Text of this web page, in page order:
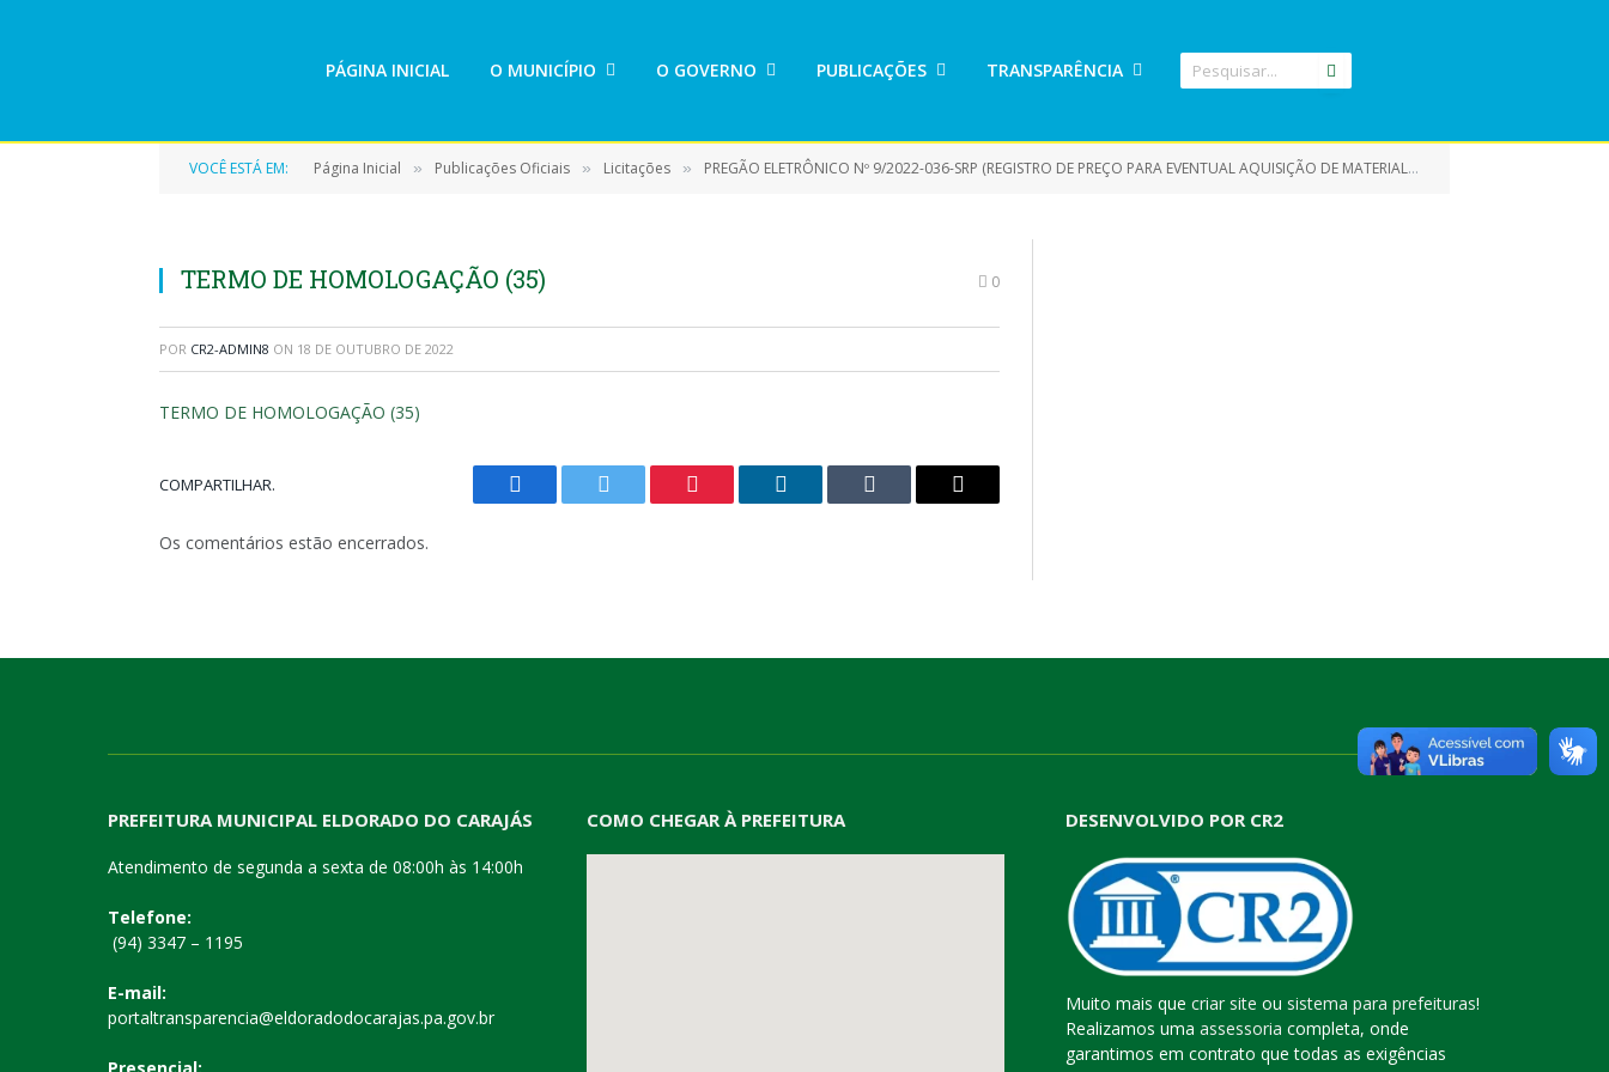
PÁGINA INICIAL O MUNICÍPIO O GOVERNO PUBLICAÇÕES TRANSPARÊNCIA
VOCÊ ESTÁ EM: Página Inicial » Publicações Oficiais » Licitações » PREGÃO ELETRÔNICO Nº 9/2022-036-SRP (REGISTRO DE PREÇO PARA EVENTUAL AQUISIÇÃO DE MATERIAL INSTRUMENTAL CIRÚRGICO)
TERMO DE HOMOLOGAÇÃO (35) 0
POR CR2-ADMIN8 ON 18 DE OUTUBRO DE 2022
TERMO DE HOMOLOGAÇÃO (35)
COMPARTILHAR.
Facebook Twitter Pinterest LinkedIn Tumblr
E-
Os comentários estão encerrados.
PREFEITURA MUNICIPAL ELDORADO DO CARAJÁS
Atendimento de segunda a sexta de 08:00h às 14:00h
Telefone:
(94) 3347 – 1195
E-mail:
portaltransparencia@eldoradodocarajas.pa.gov.br
COMO CHEGAR À PREFEITURA DESENVOLVIDO POR CR2
Muito mais que criar site ou sistema para prefeituras!
Realizamos uma assessoria completa, onde
garantimos em contrato que todas as exigências